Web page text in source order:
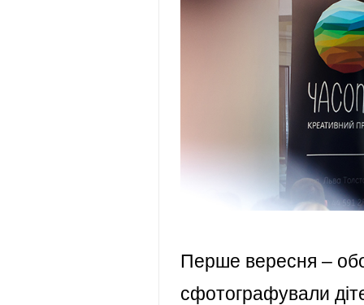
Перше вересня –
сфотографували